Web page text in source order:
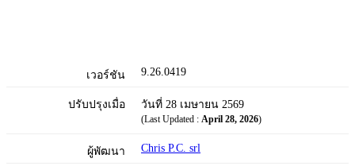
เวอร์ชัน 9.26.0419
ปรับปรุงเมื่อ วันที่ 28 เมษายน 2569
(Last Updated : April 28, 2026)
ผู้พัฒนา Chris P.C. srl